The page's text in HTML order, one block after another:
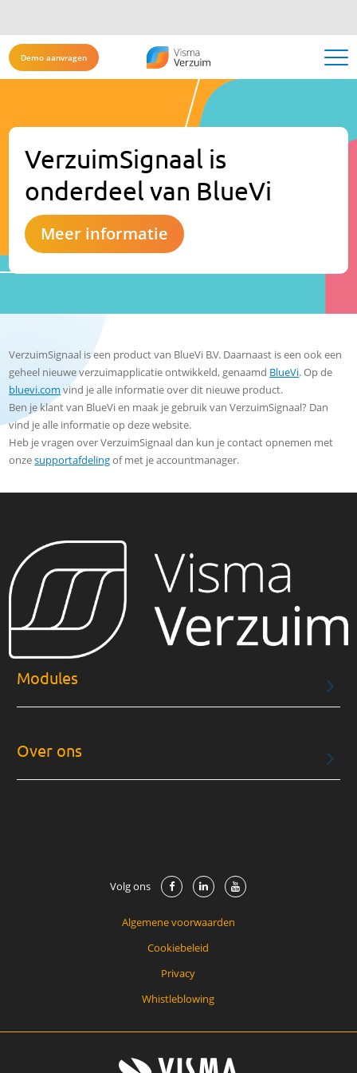
Demo aanvragen
VerzuimSignaal is
onderdeel van BlueVi
Meer informatie
VerzuimSignaal is een product van BlueVi B.V. Daarnaast is een ook een
geheel nieuwe verzuimapplicatie ontwikkeld, genaamd BlueVi. Op de
bluevi.comvind je alle informatie over dit nieuwe product.
Ben je klant van BlueVi en maak je gebruik van VerzuimSignaal? Dan
vind je alle informatie op deze website.
Heb je vragen over VerzuimSignaal dan kun je contact opnemen met
onzesupportafdelingof met je accountmanager.
Modules
Over ons
Volg ons
Algemene voorwaarden
Cookiebeleid
Privacy
Whistleblowing